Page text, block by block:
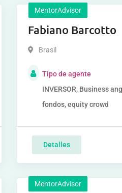
MentorAdvisor
Fabiano Barcotto
Brasil
Tipo de agente
INVERSOR, Business
fondos, equity crowd
Detalles
MentorAdvisor